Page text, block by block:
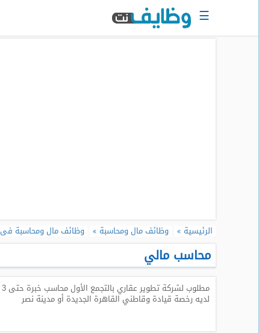
سيرتك
☰
الرئيسية وظائف مال ومحاسبة وظائف مال ومحاسبة
محاسب مالي
لديه رخصة قيادة وقاطني القاهرة الجديدة أو مدينة نصر